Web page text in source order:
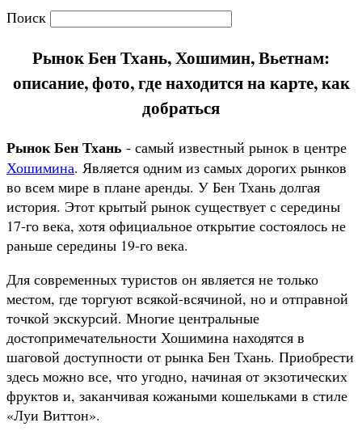
Поиск
Рынок Бен Тхань, Хошимин, Вьетнам:
описание, фото, где находится на карте, как
добраться
Рынок Бен Тхань - самый известный рынок в центре
Хошимина. Является одним из самых дорогих рынков
во всем мире в плане аренды. У Бен Тхань долгая
история. Этот крытый рынок существует с середины
17-го века, хотя официальное открытие состоялось не
раньше середины 19-го века.
Для современных туристов он является не только
местом, где торгуют всякой-всячиной, но и отправной
точкой экскурсий. Многие центральные
достопримечательности Хошимина находятся в
шаговой доступности от рынка Бен Тхань. Приобрести
здесь можно все, что угодно, начиная от экзотических
фруктов и, заканчивая кожаными кошельками в стиле
«Луи Виттон».